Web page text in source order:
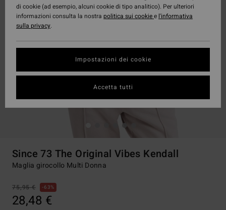
Since 73 The Original Vibes Kendall
Maglia girocollo Multi Donna
75,95 € 63%
28,48 €
di cookie (ad esempio, alcuni cookie di tipo analitico). Per ulteriori
informazioni consulta la nostra politica sui cookiee l'informativa
sulla privacy.
Impostazioni dei cookie
Accetta tutti